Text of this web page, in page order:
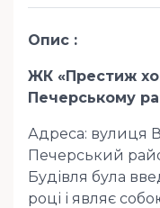
Опис
ЖК «Престиж
Печерському
Адреса: вулиця
Печерський
Будівля була
році і являє